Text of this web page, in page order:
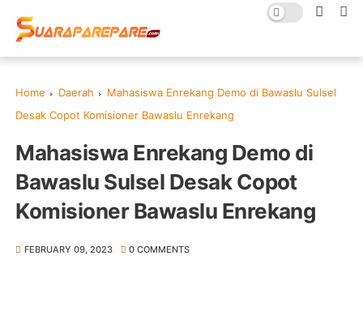
Home Daerah
Mahasiswa Enrekang Demo di Bawaslu Sulsel
Desak Copot Komisioner Bawaslu Enrekang
Mahasiswa Enrekang Demo di
Bawaslu Sulsel Desak Copot
Komisioner Bawaslu Enrekang
FEBRUARY 09, 2023 0 COMMENTS